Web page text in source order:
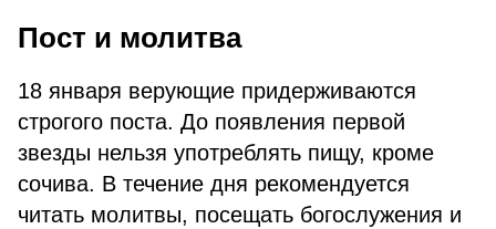
Пост и молитва
18 января верующие придерживаются
строгого поста. До появления первой
звезды нельзя употреблять пищу, кроме
сочива. В течение дня рекомендуется
читать молитвы, посещать богослужения и